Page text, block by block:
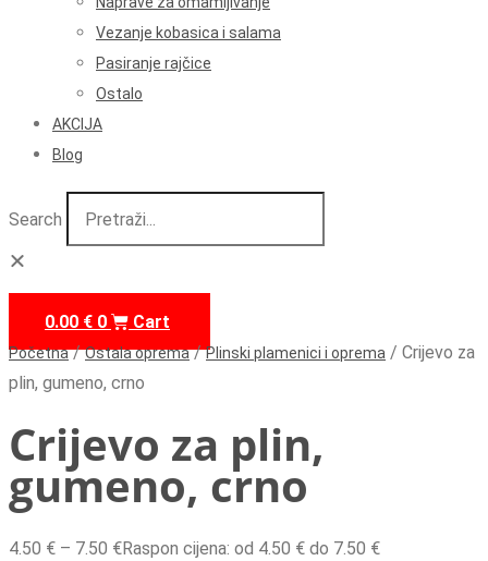
Vezanje kobasica i salama
Pasiranje rajčice
Ostalo
AKCIJA
Blog
Search
0.00 € 0 Cart
Početna/Ostala oprema/Plinski plamenici i oprema / Crijevo za
plin, gumeno, crno
Crijevo za plin,
gumeno, crno
4.50 € – 7.50 €Raspon cijena: od 4.50 € do 7.50 €